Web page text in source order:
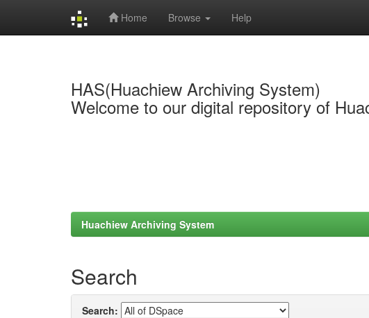
Home Browse Help
HAS(Huachiew Archiving System)
Welcome to our digital repository of
Huachiew Archiving System
Search
Search: